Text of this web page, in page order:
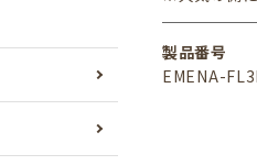
製品番号
EMENA-